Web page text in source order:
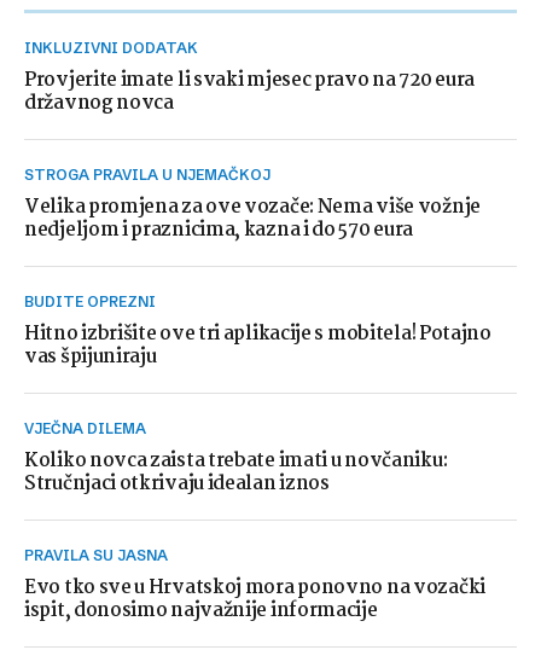
INKLUZIVNI DODATAK
Provjerite imate li svaki mjesec pravo na 720 eura
državnog novca
STROGA PRAVILA U NJEMAČKOJ
Velika promjena za ove vozače: Nema više vožnje
nedjeljom i praznicima, kazna i do 570 eura
BUDITE OPREZNI
Hitno izbrišite ove tri aplikacije s mobitela! Potajno
vas špijuniraju
VJEČNA DILEMA
Koliko novca zaista trebate imati u novčaniku:
Stručnjaci otkrivaju idealan iznos
PRAVILA SU JASNA
Evo tko sve u Hrvatskoj mora ponovno na vozački
ispit, donosimo najvažnije informacije